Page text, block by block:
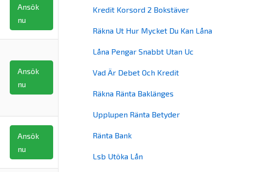
Ansök
nu
Ansök
nu
Ansök
nu
Kredit Korsord 2 Bokstäver
Räkna Ut Hur Mycket Du Kan Låna
Låna Pengar Snabbt Utan Uc
Vad Är Debet Och Kredit
Räkna Ränta Baklänges
Upplupen Ränta Betyder
Ränta Bank
Lsb Utöka Lån